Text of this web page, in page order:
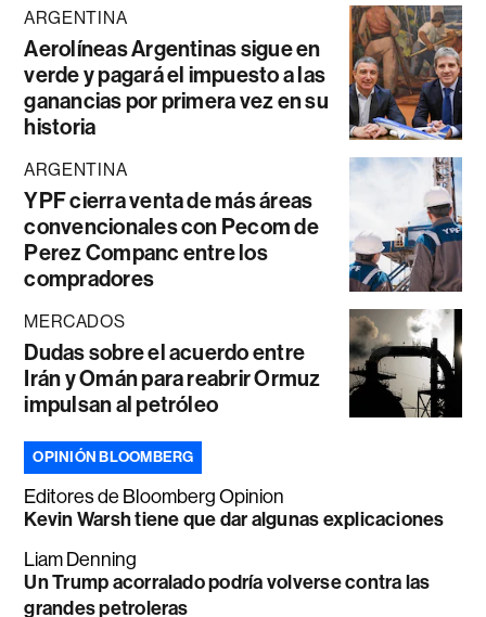
ARGENTINA
Aerolíneas Argentinas sigue en
verde y pagará el impuesto a las
ganancias por primera vez en su
historia
ARGENTINA
YPF cierra venta de más áreas
convencionales con Pecom de
Perez Companc entre los
compradores
MERCADOS
Dudas sobre el acuerdo entre
Irán y Omán para reabrir Ormuz
impulsan al petróleo
OPINIÓN BLOOMBERG
Editores de Bloomberg Opinion
Kevin Warsh tiene que dar algunas explicaciones
Liam Denning
Un Trump acorralado podría volverse contra las
grandes petroleras